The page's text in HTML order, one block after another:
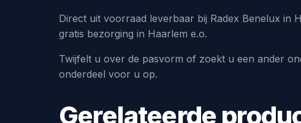
Direct uit voorraad leverbaar bij Radex Benelux in
gratis bezorging in Haarlem e.o.
Twijfelt u over de pasvorm of zoekt u een ander
onderdeel voor u op.
Gerelateerde